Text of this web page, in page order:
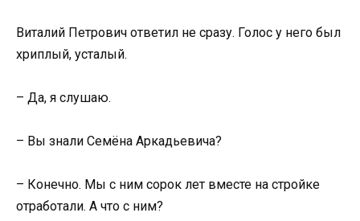
Виталий Петрович ответил не сразу. Голос у него был
хриплый, усталый.
– Да, я слушаю.
– Вы знали Семёна Аркадьевича?
– Конечно. Мы с ним сорок лет вместе на стройке
отработали. А что с ним?